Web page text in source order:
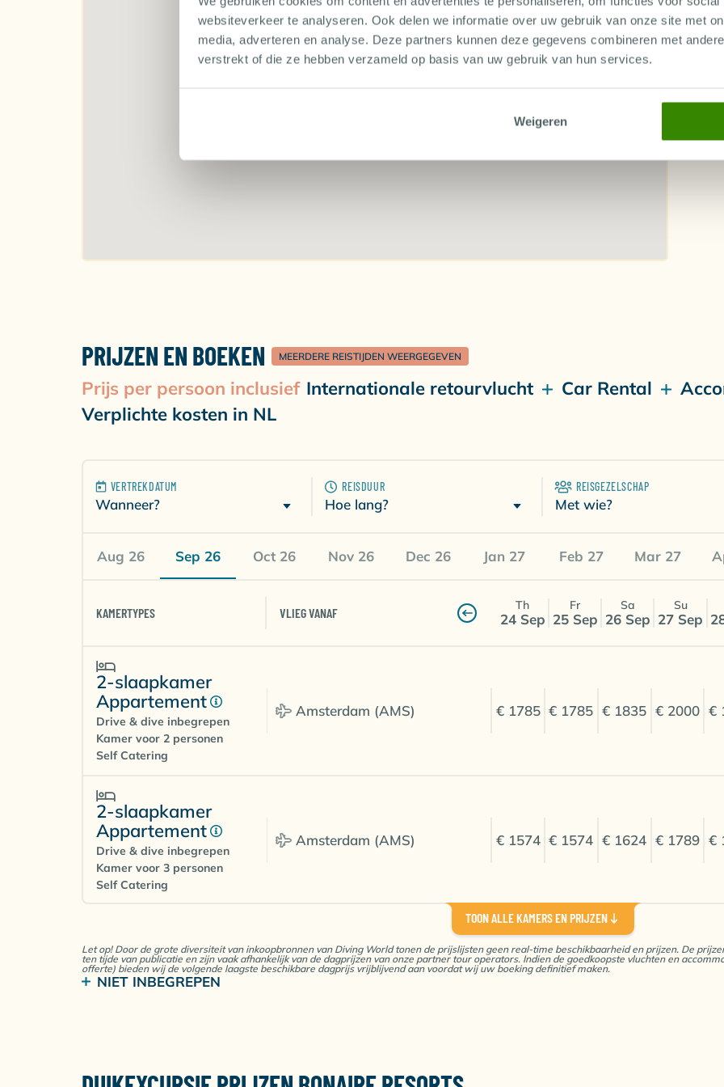
websiteverkeer te analyseren. Ook delen we informatie over uw gebruik van onze site met
media, adverteren en analyse. Deze partners kunnen deze gegevens combineren met
verstrekt of die ze hebben verzameld op basis van uw gebruik van hun services.
Weigeren
is wel aan te raden.
PRIJZEN EN BOEKEN MEERDERE REISTIJDEN WEERGEGEVEN
Prijs per persoon inclusief Internationale retourvlucht Car Rental
Verplichte kosten in NL
VERTREKDATUM
Wanneer?
REISDUUR
Hoe lang?
REISGEZELSCHAP
Met wie?
Aug 26 Sep 26 Oct 26 Nov 26 Dec 26 Jan 27 Feb 27 Mar 27
KAMERTYPES VLIEG VANAF Th
24 Sep
Fr
25 Sep
Sa
26 Sep
Su
27 Sep
2-slaapkamer
Appartement
Drive & dive inbegrepen
Kamer voor 2 personen
Self Catering
Amsterdam (AMS) € 1785 € 1785 € 1835 € 2000 €
2-slaapkamer
Appartement
Drive & dive inbegrepen
Kamer voor 3 personen
Self Catering
Amsterdam (AMS) € 1574 € 1574 € 1624 € 1789 €
2-slaapkamer
Appartement
Drive & dive inbegrepen
Amsterdam (AMS) € 1453 € 1453 € 1497
TOON ALLE KAMERS EN PRIJZEN
Let op! Door de grote diversiteit van inkoopbronnen van Diving World tonen de prijslijsten geen real-time beschikbaarheid en prijzen. De
ten tijde van publicatie en zijn vaak afhankelijk van de dagprijzen van onze partner tour operators. Indien de goedkoopste vluchten en
offerte) bieden wij de volgende laagste beschikbare dagprijs vrijblijvend aan voordat wij uw boeking definitief maken.
NIET INBEGREPEN
Toeristenbelasting US$ 75 p.p. per verblijf
STINAPA Nature Park fee US$ 40 p.p. per verblijf (verplicht voor alle duik- en snorkelactiviteiten)